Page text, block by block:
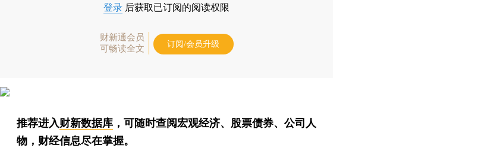
登录 后获取已订阅的阅读权限
财新通会员
可畅读全文
订阅/会员升级
推荐进入财新数据库 ，可随时查阅宏观经济、股票债券、公司人
物，财经信息尽在掌握。